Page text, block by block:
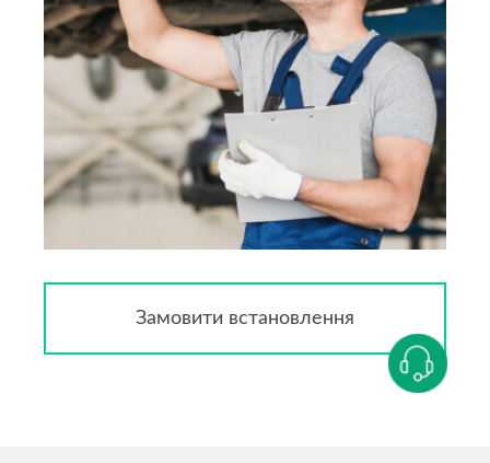
Замовити встановлення